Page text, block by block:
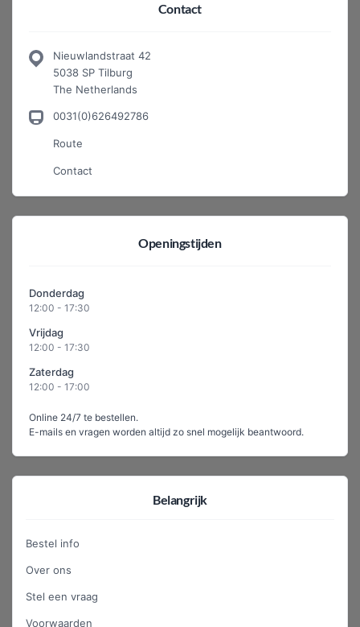
Contact
Nieuwlandstraat 42
5038 SP Tilburg
The Netherlands
0031(0)626492786
Route
Contact
Openingstijden
Donderdag
12:00 - 17:30
Vrijdag
12:00 - 17:30
Zaterdag
12:00 - 17:00
Online 24/7 te bestellen.
E-mails en vragen worden altijd zo snel mogelijk beantwoord.
Belangrijk
Bestel info
Over ons
Stel een vraag
Voorwaarden